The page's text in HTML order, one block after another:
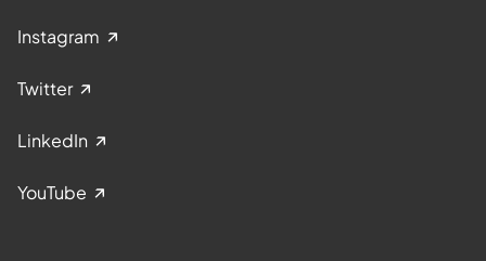
Instagram
Twitter
LinkedIn
YouTube